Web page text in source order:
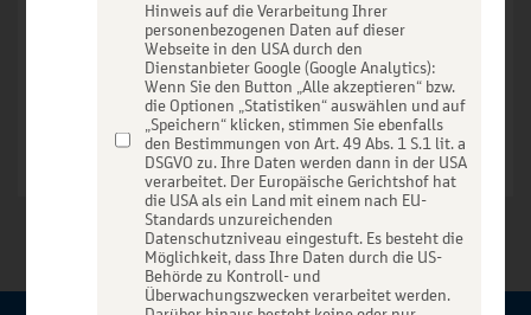
Zur Startseite
Hinweis auf die Verarbeitung Ihrer
personenbezogenen Daten auf dieser
Webseite in den USA durch den
Dienstanbieter Google (Google Analytics):
Wenn Sie den Button „Alle akzeptieren“ bzw.
die Optionen „Statistiken“ auswählen und auf
„Speichern“ klicken, stimmen Sie ebenfalls
den Bestimmungen von Art. 49 Abs. 1 S.1 lit. a
DSGVO zu. Ihre Daten werden dann in der USA
verarbeitet. Der Europäische Gerichtshof hat
die USA als ein Land mit einem nach EU-
Standards unzureichenden
Datenschutzniveau eingestuft. Es besteht die
Möglichkeit, dass Ihre Daten durch die US-
Behörde zu Kontroll- und
Überwachungszwecken verarbeitet werden.